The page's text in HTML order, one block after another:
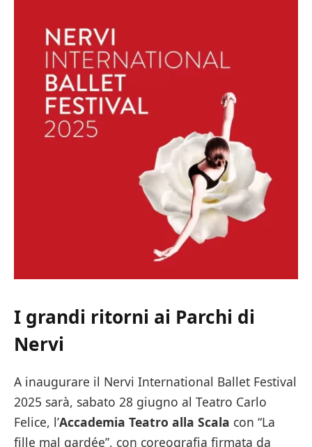
I grandi ritorni ai Parchi di
Nervi
A inaugurare il Nervi International Ballet Festival
2025 sarà, sabato 28 giugno al Teatro Carlo
Felice, l’Accademia Teatro alla Scala con “La
fille mal gardée”, con coreografia firmata da